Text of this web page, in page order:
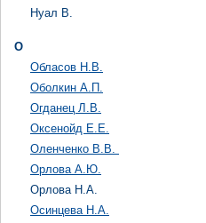
Нуал В.
О
Обласов Н.В.
Оболкин А.П.
Огданец Л.В.
Оксенойд Е.Е.
Оленченко В.В.
Орлова А.Ю.
Орлова Н.А.
Осинцева Н.А.